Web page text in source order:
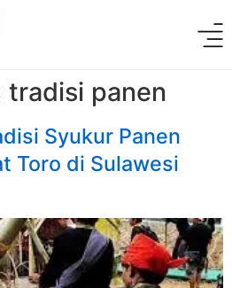
tradisi panen
Syukur Panen
Toro di Sulawesi